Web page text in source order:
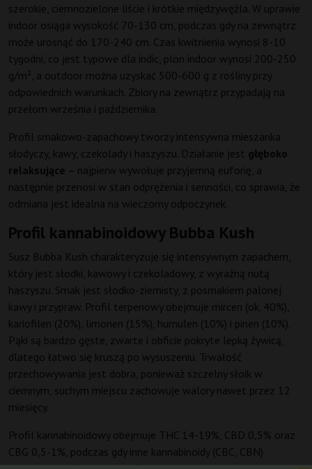
szerokie, ciemnozielone liście i krótkie międzywęźla. W uprawie
indoor osiąga wysokość 70-130 cm, podczas gdy na zewnątrz
może urosnąć do 170-240 cm. Czas kwitnienia wynosi 8-10
tygodni, co jest typowe dla indic, plon indoor wynosi 200-250
g/m², a outdoor można uzyskać 500-600 g z rośliny przy
odpowiednich warunkach. Zbiory na zewnątrz przypadają na
przełom września i października.
Profil smakowo-zapachowy tworzy intensywna mieszanka
słodyczy, kawy, czekolady i haszyszu. Działanie jest głęboko
relaksujące – najpierw wywołuje przyjemną euforię, a
następnie przenosi w stan odprężenia i senności, co sprawia, że
odmiana jest idealna na wieczorny odpoczynek.
Profil kannabinoidowy Bubba Kush
Susz Bubba Kush charakteryzuje się intensywnym zapachem,
który jest słodki, kawowy i czekoladowy, z wyraźną nutą
haszyszu. Smak jest słodko-ziemisty, z posmakiem palonej
kawy i przypraw. Profil terpenowy obejmuje mircen (ok. 40%),
kariofilen (20%), limonen (15%), humulen (10%) i pinen (10%).
Pąki są bardzo gęste, zwarte i obficie pokryte lepką żywicą,
dlatego łatwo się kruszą po wysuszeniu. Trwałość
przechowywania jest dobra, ponieważ szczelny słoik w
ciemnym, suchym miejscu zachowuje walory nawet przez 12
miesięcy.
Profil kannabinoidowy obejmuje THC 14-19%, CBD 0,5% oraz
CBG 0,5-1%, podczas gdy inne kannabinoidy (CBC, CBN)